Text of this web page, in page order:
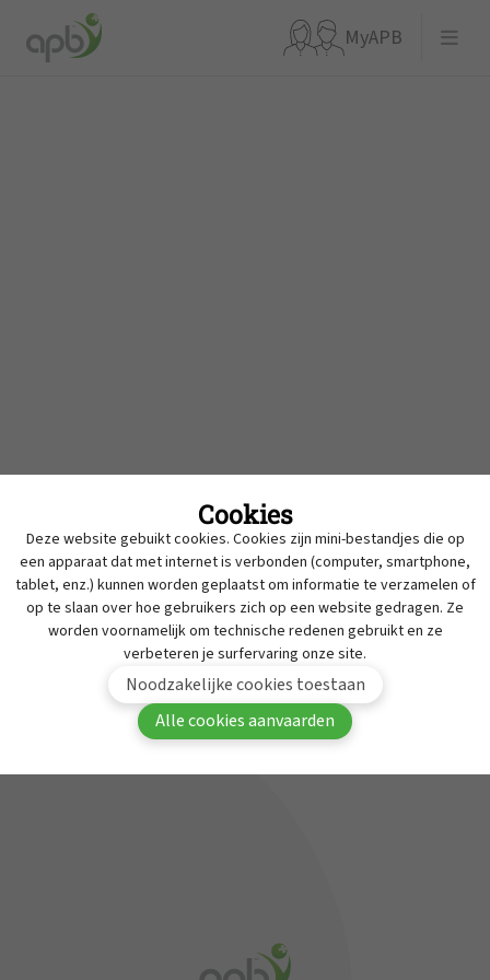
MyAPB
MyAPB
Om deze inhoud te bekijken moet je aangemeld
zijn in MyAPB.
Aanmelden Word lid van APB
APBnews
Werken bij APB
Dienst geneesmiddelen onderzoek
Contact
Cookies
Deze website gebuikt cookies. Cookies zijn mini-bestandjes die op
een apparaat dat met internet is verbonden (computer, smartphone,
tablet, enz.) kunnen worden geplaatst om informatie te verzamelen of
op te slaan over hoe gebruikers zich op een website gedragen. Ze
worden voornamelijk om technische redenen gebruikt en ze
verbeteren je surfervaring onze site.
Noodzakelijke cookies toestaan
Alle cookies aanvaarden